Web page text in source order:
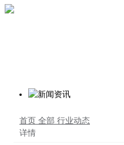
首页 全部 行业动态
详情